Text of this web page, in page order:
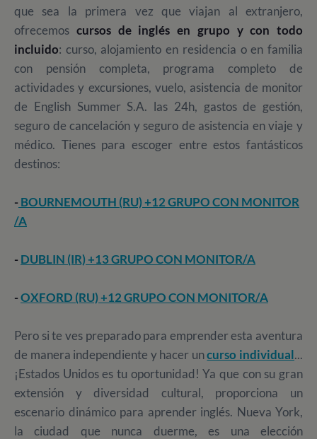
que sea la primera vez que viajan al extranjero,
ofrecemos cursos de inglés en grupo y con todo
incluido: curso, alojamiento en residencia o en familia
con pensión completa, programa completo de
actividades y excursiones, vuelo, asistencia de monitor
de English Summer S.A. las 24h, gastos de gestión,
seguro de cancelación y seguro de asistencia en viaje y
médico. Tienes para escoger entre estos fantásticos
destinos:
-BOURNEMOUTH (RU) +12 GRUPO CON MONITOR
/A
-DUBLIN (IR) +13 GRUPO CON MONITOR/A
-OXFORD (RU) +12 GRUPO CON MONITOR/A
Pero si te ves preparado para emprender esta aventura
de manera independiente y hacer uncurso individual...
¡Estados Unidos es tu oportunidad! Ya que con su gran
extensión y diversidad cultural, proporciona un
escenario dinámico para aprender inglés. Nueva York,
la ciudad que nunca duerme, es una elección